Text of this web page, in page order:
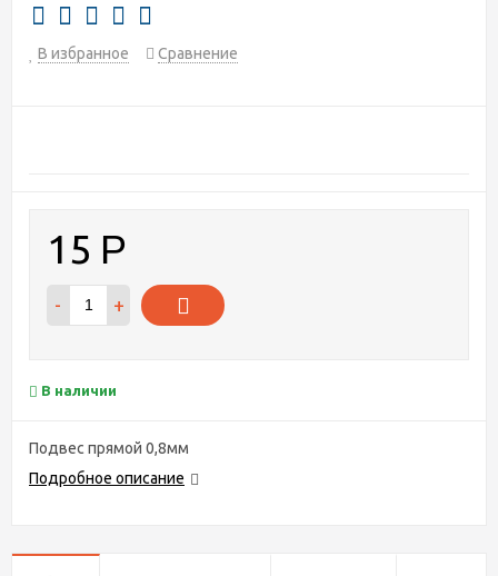
В избранное Сравнение
15 Р
- +
В наличии
Подвес прямой 0,8мм
Подробное описание